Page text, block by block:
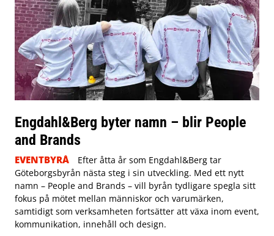
Engdahl&Berg byter namn – blir People
and Brands
EVENTBYRÅ
Efter åtta år som Engdahl&Berg tar
Göteborgsbyrån nästa steg i sin utveckling. Med ett nytt
namn – People and Brands – vill byrån tydligare spegla sitt
fokus på mötet mellan människor och varumärken,
samtidigt som verksamheten fortsätter att växa inom event,
kommunikation, innehåll och design.